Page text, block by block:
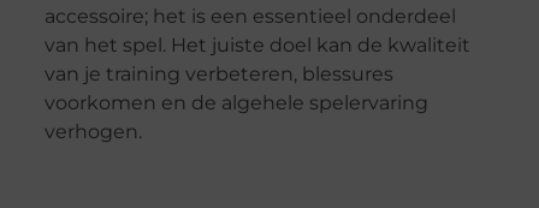
accessoire; het is een essentieel onderdeel
van het spel. Het juiste doel kan de kwaliteit
van je training verbeteren, blessures
voorkomen en de algehele spelervaring
verhogen.